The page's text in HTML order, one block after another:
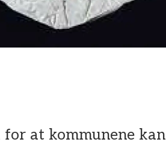
at kommunene kan